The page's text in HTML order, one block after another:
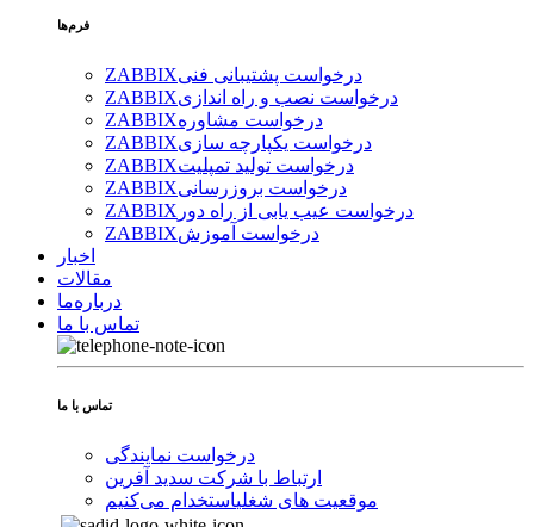
فرم‌ها
ZABBIXدرخواست پشتیبانی فنی
ZABBIXدرخواست نصب و راه اندازی
ZABBIXدرخواست مشاوره
ZABBIXدرخواست یکپارچه سازی
ZABBIXدرخواست تولید تمپلیت
ZABBIXدرخواست بروزرسانی
ZABBIX درخواست عیب یابی از راه دور
ZABBIXدرخواست آموزش
اخبار
مقالات
درباره‌ما
تماس با ما
تماس با ما
درخواست نمایندگی
ارتباط با شرکت سدید آفرین
موقعیت های شغلیاستخدام ‌می‌کنیم